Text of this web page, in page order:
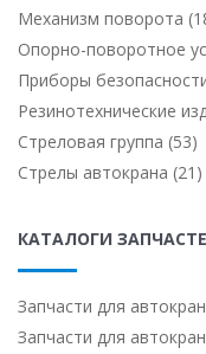
Механизм поворота
Опорно-поворотное
Приборы
Резинотехнические
Стреловая группа (53)
Стрелы автокрана (21)
КАТАЛОГИ
Запчасти для
Запчасти для